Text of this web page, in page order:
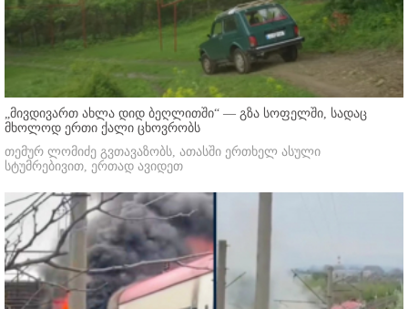
„მივდივართ ახლა დიდ ბეღლითში“ — გზა სოფელში, სადაც
მხოლოდ ერთი ქალი ცხოვრობს
თემურ ლომიძე გვთავაზობს, ათასში ერთხელ ასული
სტუმრებივით, ერთად ავიდეთ